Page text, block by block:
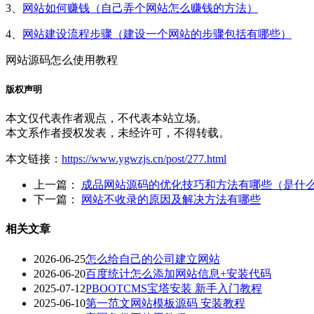
3、 网站如何赚钱（自己弄个网站怎么赚钱的方法）
4、 网站建设流程步骤（建设一个网站的步骤包括有哪些）
网站源码怎么使用教程
版权声明
本文仅代表作者观点，不代表本站立场。
本文系作者授权发表，未经许可，不得转载。
本文链接： https://www.ygwzjs.cn/post/277.html
上一篇：
成品网站源码的优化技巧和方法有哪些（是什
下一篇：
网站不收录的原因及解决方法有哪些
相关文章
2026-06-25怎么给自己的公司建立网站
2026-06-20百度统计怎么添加网站信息+安装代码
2025-07-12PBOOTCMS宝塔安装 新手入门教程
2025-06-10第一范文网站模板源码 安装教程